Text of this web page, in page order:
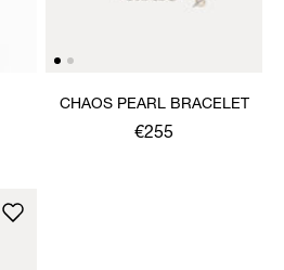
CHAOS PEARL BRACELET
€255